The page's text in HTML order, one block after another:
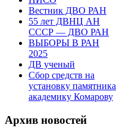
Вестник ДВО РАН
55 лет ДВНЦ АН
СССР — ДВО РАН
ВЫБОРЫ В РАН
2025
ДВ ученый
Сбор средств на
установку памятника
академику Комарову
Архив новостей